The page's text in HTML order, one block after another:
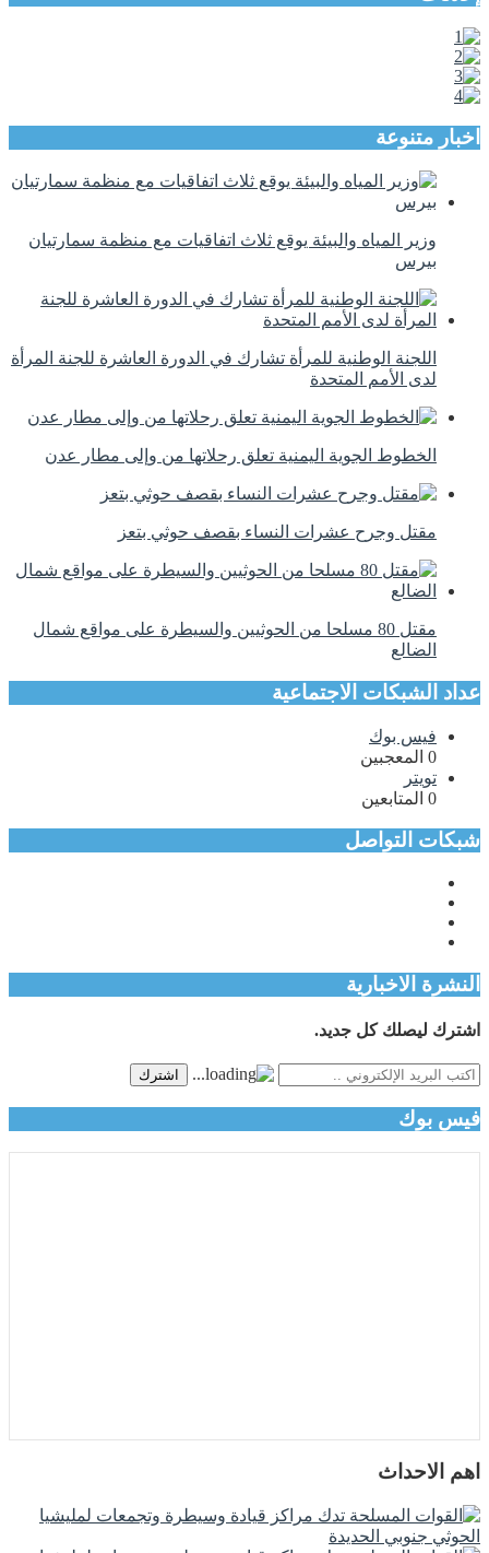
اخبار متنوعة
وزير المياه والبيئة يوقع ثلاث اتفاقيات مع منظمة سمارتيان
بيرس
اللجنة الوطنية للمرأة تشارك في الدورة العاشرة للجنة المرأة
لدى الأمم المتحدة
الخطوط الجوية اليمنية تعلق رحلاتها من وإلى مطار عدن
مقتل وجرح عشرات النساء بقصف حوثي بتعز
مقتل 80 مسلحا من الحوثيين والسيطرة على مواقع شمال
الضالع
عداد الشبكات الاجتماعية
فيس بوك
0 المعجبين
تويتر
0 المتابعين
شبكات التواصل
النشرة الاخبارية
اشترك ليصلك كل جديد.
اشترك
فيس بوك
اهم الاحداث